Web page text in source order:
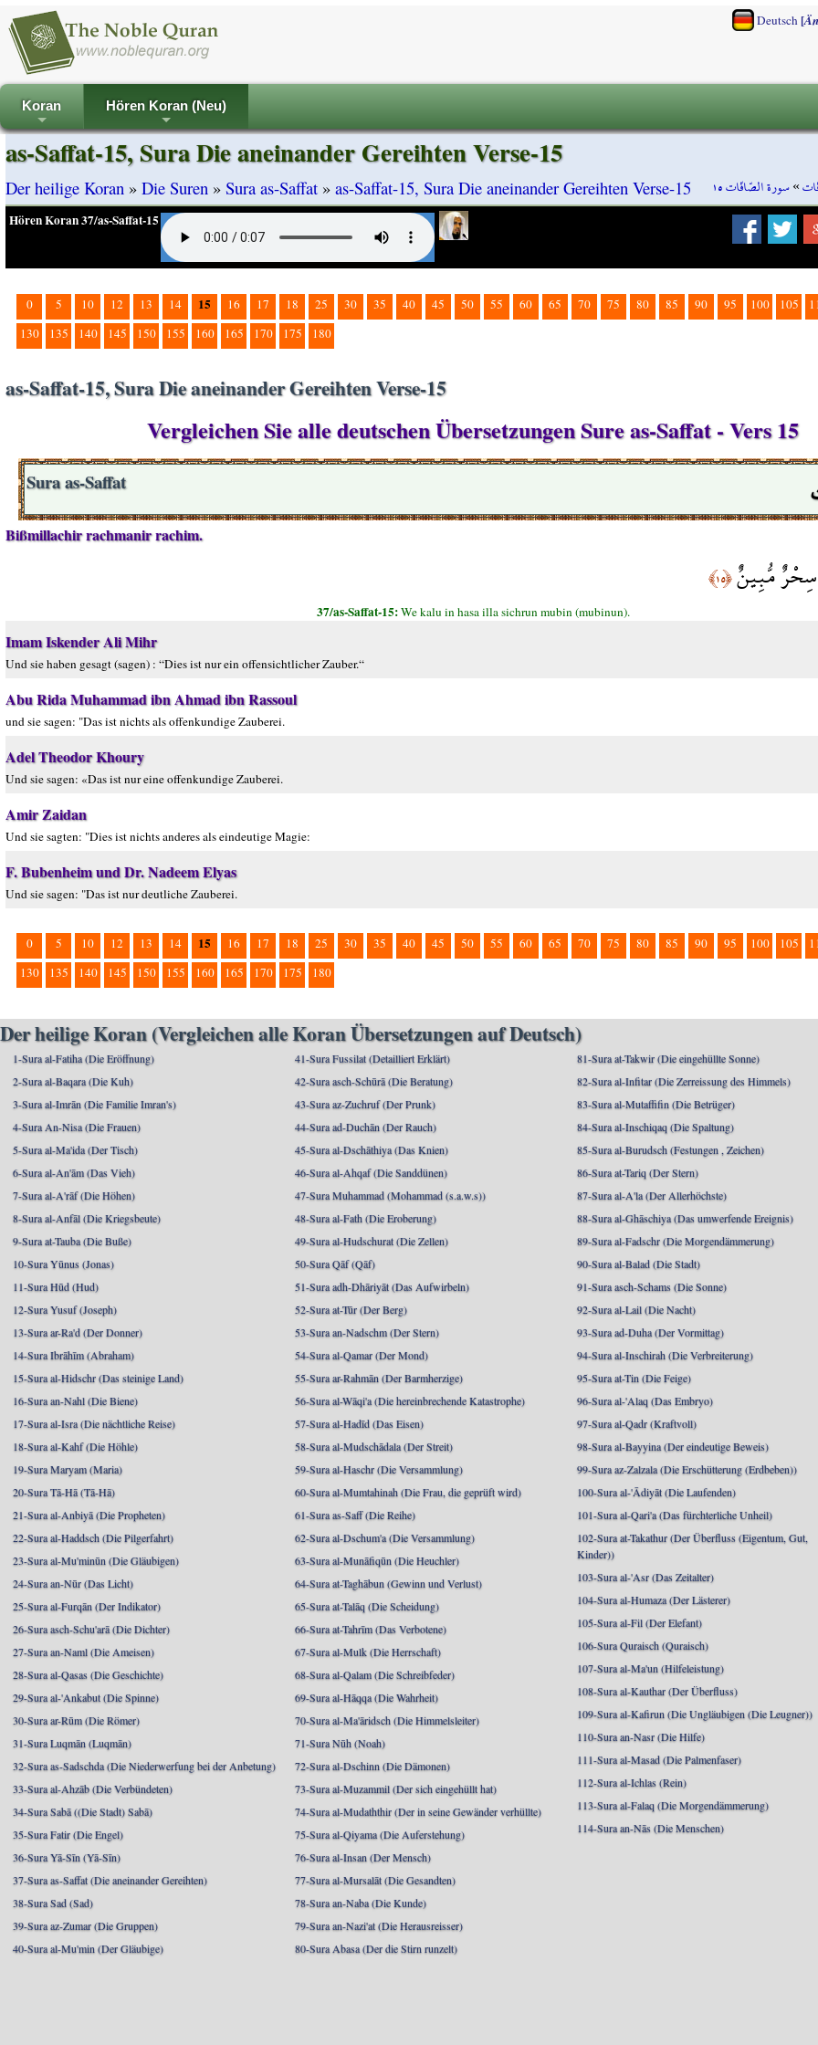
Deutsch[
+
Koran
+
Hören Koran (Neu)
»سورة الصّافّات ١٥
as-Saffat-15, Sura Die aneinander Gereihten Verse-15
Der heilige Koran » Die Suren » Sura as-Saffat » as-Saffat-15, Sura Die aneinander Gereihten Verse-15
Hören Koran 37/as-Saffat-15
0 5 10 12 13 14 15 16 17 18 25 30 35 40 45 50 55 60 65 70 75 80 85 90 95 100 105
130
135 140 145 150 155 160 165 170 175 180
as-Saffat-15, Sura Die aneinander Gereihten Verse-15
Vergleichen Sie alle deutschen Übersetzungen Sure as-Saffat - Vers 15
Sura as-Saffat
Bißmillachir rachmanir rachim.
سِحْرٌ مُّبِينٌ﴿١٥﴾
37/as-Saffat-15:We kalu in hasa illa sichrun mubin (mubinun).
Imam Iskender Ali Mihr
Und sie haben gesagt (sagen) : “Dies ist nur ein offensichtlicher Zauber.“
Abu Rida Muhammad ibn Ahmad ibn Rassoul
und sie sagen: "Das ist nichts als offenkundige Zauberei.
Adel Theodor Khoury
Und sie sagen: «Das ist nur eine offenkundige Zauberei.
Amir Zaidan
Und sie sagten: "Dies ist nichts anderes als eindeutige Magie:
F. Bubenheim und Dr. Nadeem Elyas
Und sie sagen: "Das ist nur deutliche Zauberei.
0 5 10 12 13 14 15 16 17 18 25 30 35 40 45 50 55 60 65 70 75 80 85 90 95 100 105
130
135 140 145 150 155 160 165 170 175 180
Der heilige Koran (Vergleichen alle Koran Übersetzungen auf Deutsch)
1-Sura al-Fatiha (Die Eröffnung)
2-Sura al-Baqara (Die Kuh)
3-Sura al-Imrān (Die Familie Imran's)
4-Sura An-Nisa (Die Frauen)
5-Sura al-Ma'ida (Der Tisch)
6-Sura al-An'ām (Das Vieh)
7-Sura al-A'rāf (Die Höhen)
8-Sura al-Anfāl (Die Kriegsbeute)
9-Sura at-Tauba (Die Buße)
10-Sura Yūnus (Jonas)
11-Sura Hūd (Hud)
12-Sura Yusuf (Joseph)
13-Sura ar-Ra'd (Der Donner)
14-Sura Ibrāhīm (Abraham)
15-Sura al-Hidschr (Das steinige Land)
16-Sura an-Nahl (Die Biene)
17-Sura al-Isra (Die nächtliche Reise)
18-Sura al-Kahf (Die Höhle)
19-Sura Maryam (Maria)
20-Sura Tā-Hā (Tā-Hā)
21-Sura al-Anbiyā (Die Propheten)
22-Sura al-Haddsch (Die Pilgerfahrt)
23-Sura al-Mu'minūn (Die Gläubigen)
24-Sura an-Nūr (Das Licht)
25-Sura al-Furqān (Der Indikator)
26-Sura asch-Schu'arā (Die Dichter)
27-Sura an-Naml (Die Ameisen)
28-Sura al-Qasas (Die Geschichte)
29-Sura al-'Ankabut (Die Spinne)
30-Sura ar-Rūm (Die Römer)
31-Sura Luqmān (Luqmān)
32-Sura as-Sadschda (Die Niederwerfung bei der Anbetung)
33-Sura al-Ahzāb (Die Verbündeten)
34-Sura Sabā ((Die Stadt) Sabā)
35-Sura Fatir (Die Engel)
36-Sura Yā-Sīn (Yā-Sīn)
37-Sura as-Saffat (Die aneinander Gereihten)
38-Sura Sad (Sad)
39-Sura az-Zumar (Die Gruppen)
40-Sura al-Mu'min (Der Gläubige)
41-Sura Fussilat (Detailliert Erklärt)
42-Sura asch-Schūrā (Die Beratung)
43-Sura az-Zuchruf (Der Prunk)
44-Sura ad-Duchān (Der Rauch)
45-Sura al-Dschāthiya (Das Knien)
46-Sura al-Ahqaf (Die Sanddünen)
47-Sura Muhammad (Mohammad (s.a.w.s))
48-Sura al-Fath (Die Eroberung)
49-Sura al-Hudschurat (Die Zellen)
50-Sura Qāf (Qāf)
51-Sura adh-Dhāriyāt (Das Aufwirbeln)
52-Sura at-Tūr (Der Berg)
53-Sura an-Nadschm (Der Stern)
54-Sura al-Qamar (Der Mond)
55-Sura ar-Rahmān (Der Barmherzige)
56-Sura al-Wāqi'a (Die hereinbrechende Katastrophe)
57-Sura al-Hadīd (Das Eisen)
58-Sura al-Mudschādala (Der Streit)
59-Sura al-Haschr (Die Versammlung)
60-Sura al-Mumtahinah (Die Frau, die geprüft wird)
61-Sura as-Saff (Die Reihe)
62-Sura al-Dschum'a (Die Versammlung)
63-Sura al-Munāfiqūn (Die Heuchler)
64-Sura at-Taghābun (Gewinn und Verlust)
65-Sura at-Talāq (Die Scheidung)
66-Sura at-Tahrīm (Das Verbotene)
67-Sura al-Mulk (Die Herrschaft)
68-Sura al-Qalam (Die Schreibfeder)
69-Sura al-Hāqqa (Die Wahrheit)
70-Sura al-Ma'āridsch (Die Himmelsleiter)
71-Sura Nūh (Noah)
72-Sura al-Dschinn (Die Dämonen)
73-Sura al-Muzammil (Der sich eingehüllt hat)
74-Sura al-Mudaththir (Der in seine Gewänder verhüllte)
75-Sura al-Qiyama (Die Auferstehung)
76-Sura al-Insan (Der Mensch)
77-Sura al-Mursalāt (Die Gesandten)
78-Sura an-Naba (Die Kunde)
79-Sura an-Nazi'at (Die Herausreisser)
80-Sura Abasa (Der die Stirn runzelt)
81-Sura at-Takwir (Die eingehüllte Sonne)
82-Sura al-Infitar (Die Zerreissung des Himmels)
83-Sura al-Mutaffifin (Die Betrüger)
84-Sura al-Inschiqaq (Die Spaltung)
85-Sura al-Burudsch (Festungen , Zeichen)
86-Sura at-Tariq (Der Stern)
87-Sura al-A'la (Der Allerhöchste)
88-Sura al-Ghāschiya (Das umwerfende Ereignis)
89-Sura al-Fadschr (Die Morgendämmerung)
90-Sura al-Balad (Die Stadt)
91-Sura asch-Schams (Die Sonne)
92-Sura al-Lail (Die Nacht)
93-Sura ad-Duha (Der Vormittag)
94-Sura al-Inschirah (Die Verbreiterung)
95-Sura at-Tin (Die Feige)
96-Sura al-'Alaq (Das Embryo)
97-Sura al-Qadr (Kraftvoll)
98-Sura al-Bayyina (Der eindeutige Beweis)
99-Sura az-Zalzala (Die Erschütterung (Erdbeben))
100-Sura al-'Ādiyāt (Die Laufenden)
101-Sura al-Qari'a (Das fürchterliche Unheil)
102-Sura at-Takathur (Der Überfluss (Eigentum, Gut,
Kinder))
103-Sura al-'Asr (Das Zeitalter)
104-Sura al-Humaza (Der Lästerer)
105-Sura al-Fil (Der Elefant)
106-Sura Quraisch (Quraisch)
107-Sura al-Ma'un (Hilfeleistung)
108-Sura al-Kauthar (Der Überfluss)
109-Sura al-Kafirun (Die Ungläubigen (Die Leugner))
110-Sura an-Nasr (Die Hilfe)
111-Sura al-Masad (Die Palmenfaser)
112-Sura al-Ichlas (Rein)
113-Sura al-Falaq (Die Morgendämmerung)
114-Sura an-Nās (Die Menschen)